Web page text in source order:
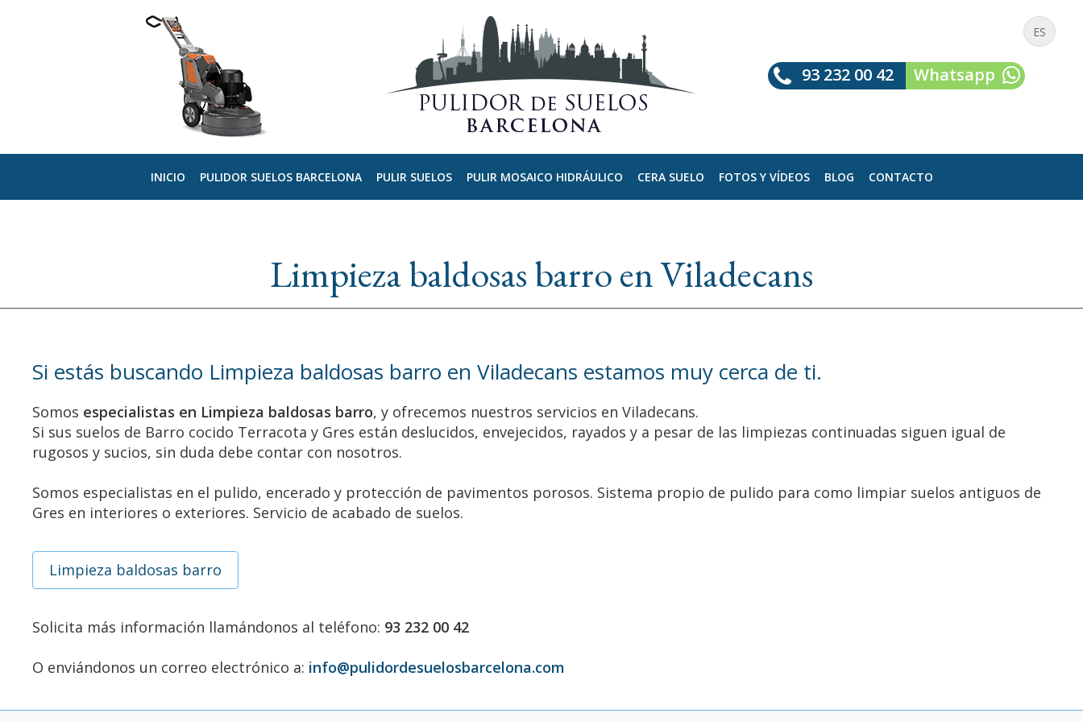
ES
93 232 00 42 Whatsapp
INICIO PULIDOR SUELOS BARCELONA PULIR SUELOS PULIR MOSAICO HIDRÁULICO CERA SUELO FOTOS Y VÍDEOS BLOG CONTACTO
Limpieza baldosas barro en Viladecans
Si estás buscando Limpieza baldosas barro en Viladecans estamos muy cerca de ti.
Somos especialistas en Limpieza baldosas barro, y ofrecemos nuestros servicios en Viladecans.
Si sus suelos de Barro cocido Terracota y Gres están deslucidos, envejecidos, rayados y a pesar de las limpiezas continuadas siguen igual de
rugosos y sucios, sin duda debe contar con nosotros.
Somos especialistas en el pulido, encerado y protección de pavimentos porosos. Sistema propio de pulido para como limpiar suelos antiguos de
Gres en interiores o exteriores. Servicio de acabado de suelos.
Limpieza baldosas barro
Solicita más información llamándonos al teléfono: 93 232 00 42
O enviándonos un correo electrónico a: info@pulidordesuelosbarcelona.com